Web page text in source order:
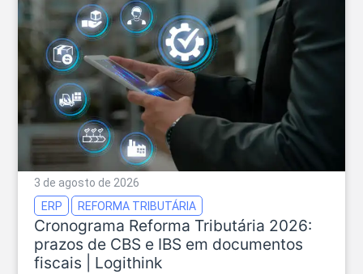
3 de agosto de 2026
ERP
REFORMA TRIBUTÁRIA
Cronograma Reforma Tributária 2026:
prazos de CBS e IBS em documentos
fiscais | Logithink